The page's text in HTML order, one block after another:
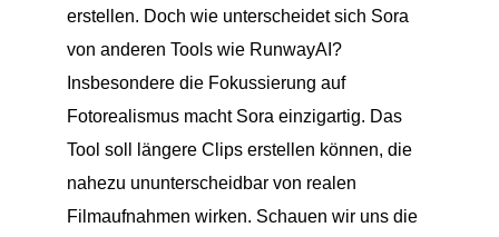
erstellen. Doch wie unterscheidet sich Sora
von anderen Tools wie RunwayAI?
Insbesondere die Fokussierung auf
Fotorealismus macht Sora einzigartig. Das
Tool soll längere Clips erstellen können, die
nahezu ununterscheidbar von realen
Filmaufnahmen wirken. Schauen wir uns die